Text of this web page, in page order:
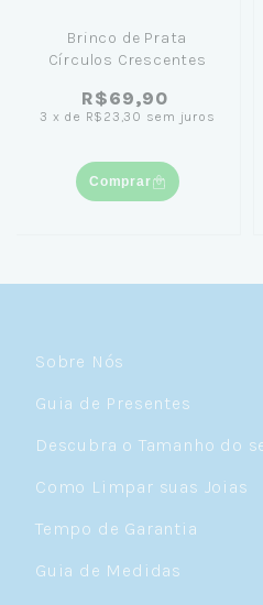
Brinco de Prata
Círculos Crescentes
R$69,90
3 x de R$23,30 sem juros
Comprar
Sobre Nós
Guia de Presentes
Descubra o Tamanho do
Como Limpar suas Joias
Tempo de Garantia
Guia de Medidas